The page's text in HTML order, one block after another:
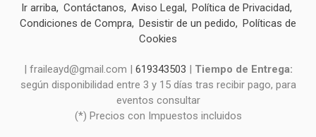
Ir arriba Contáctanos Aviso Legal
Política de Privacidad
Condiciones de Compra Desistir de un pedido
Políticas de
Cookies
| fraileayd@gmail.com | 619343503 | Tiempo de Entrega:
según disponibilidad entre 3 y 15 días tras recibir pago, para
eventos consultar
(*) Precios con Impuestos incluidos